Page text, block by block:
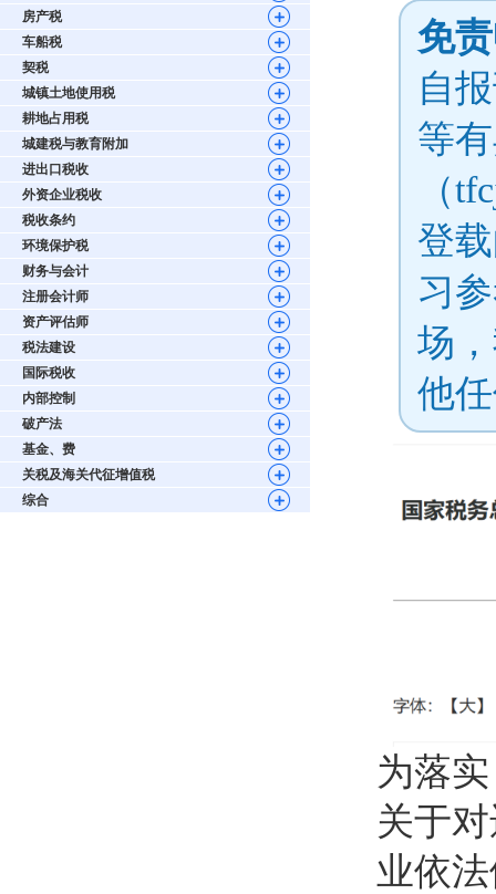
房产税
车船税
契税
城镇土地使用税
耕地占用税
城建税与教育附加
进出口税收
外资企业税收
税收条约
环境保护税
财务与会计
注册会计师
资产评估师
税法建设
国际税收
内部控制
破产法
基金、费
关税及海关代征增值税
综合
免
自
等
（
登
习
场
他
为落
关于
业依